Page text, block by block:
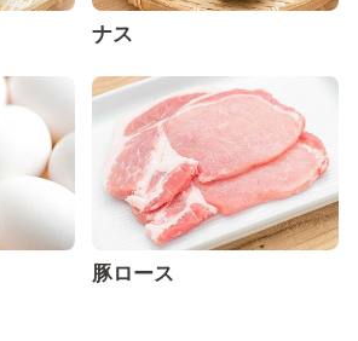
ナス
豚ロース